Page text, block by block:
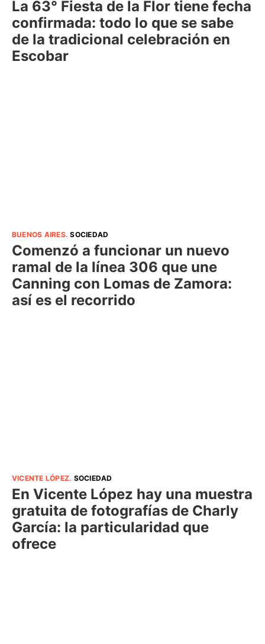
La 63° Fiesta de la Flor tiene fecha
confirmada: todo lo que se sabe
de la tradicional celebración en
Escobar
BUENOS AIRES.SOCIEDAD
Comenzó a funcionar un nuevo
ramal de la línea 306 que une
Canning con Lomas de Zamora:
así es el recorrido
VICENTE LÓPEZ. SOCIEDAD
En Vicente López hay una muestra
gratuita de fotografías de Charly
García: la particularidad que
ofrece